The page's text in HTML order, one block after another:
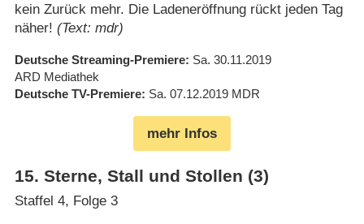
kein Zurück mehr. Die Ladeneröffnung rückt jeden Tag
näher! (Text: mdr)
Deutsche Streaming-Premiere Sa. 30.11.2019
ARD Mediathek
Deutsche TV-Premiere Sa. 07.12.2019 MDR
mehr Infos
15. Sterne, Stall und Stollen (3)
Staffel 4, Folge 3